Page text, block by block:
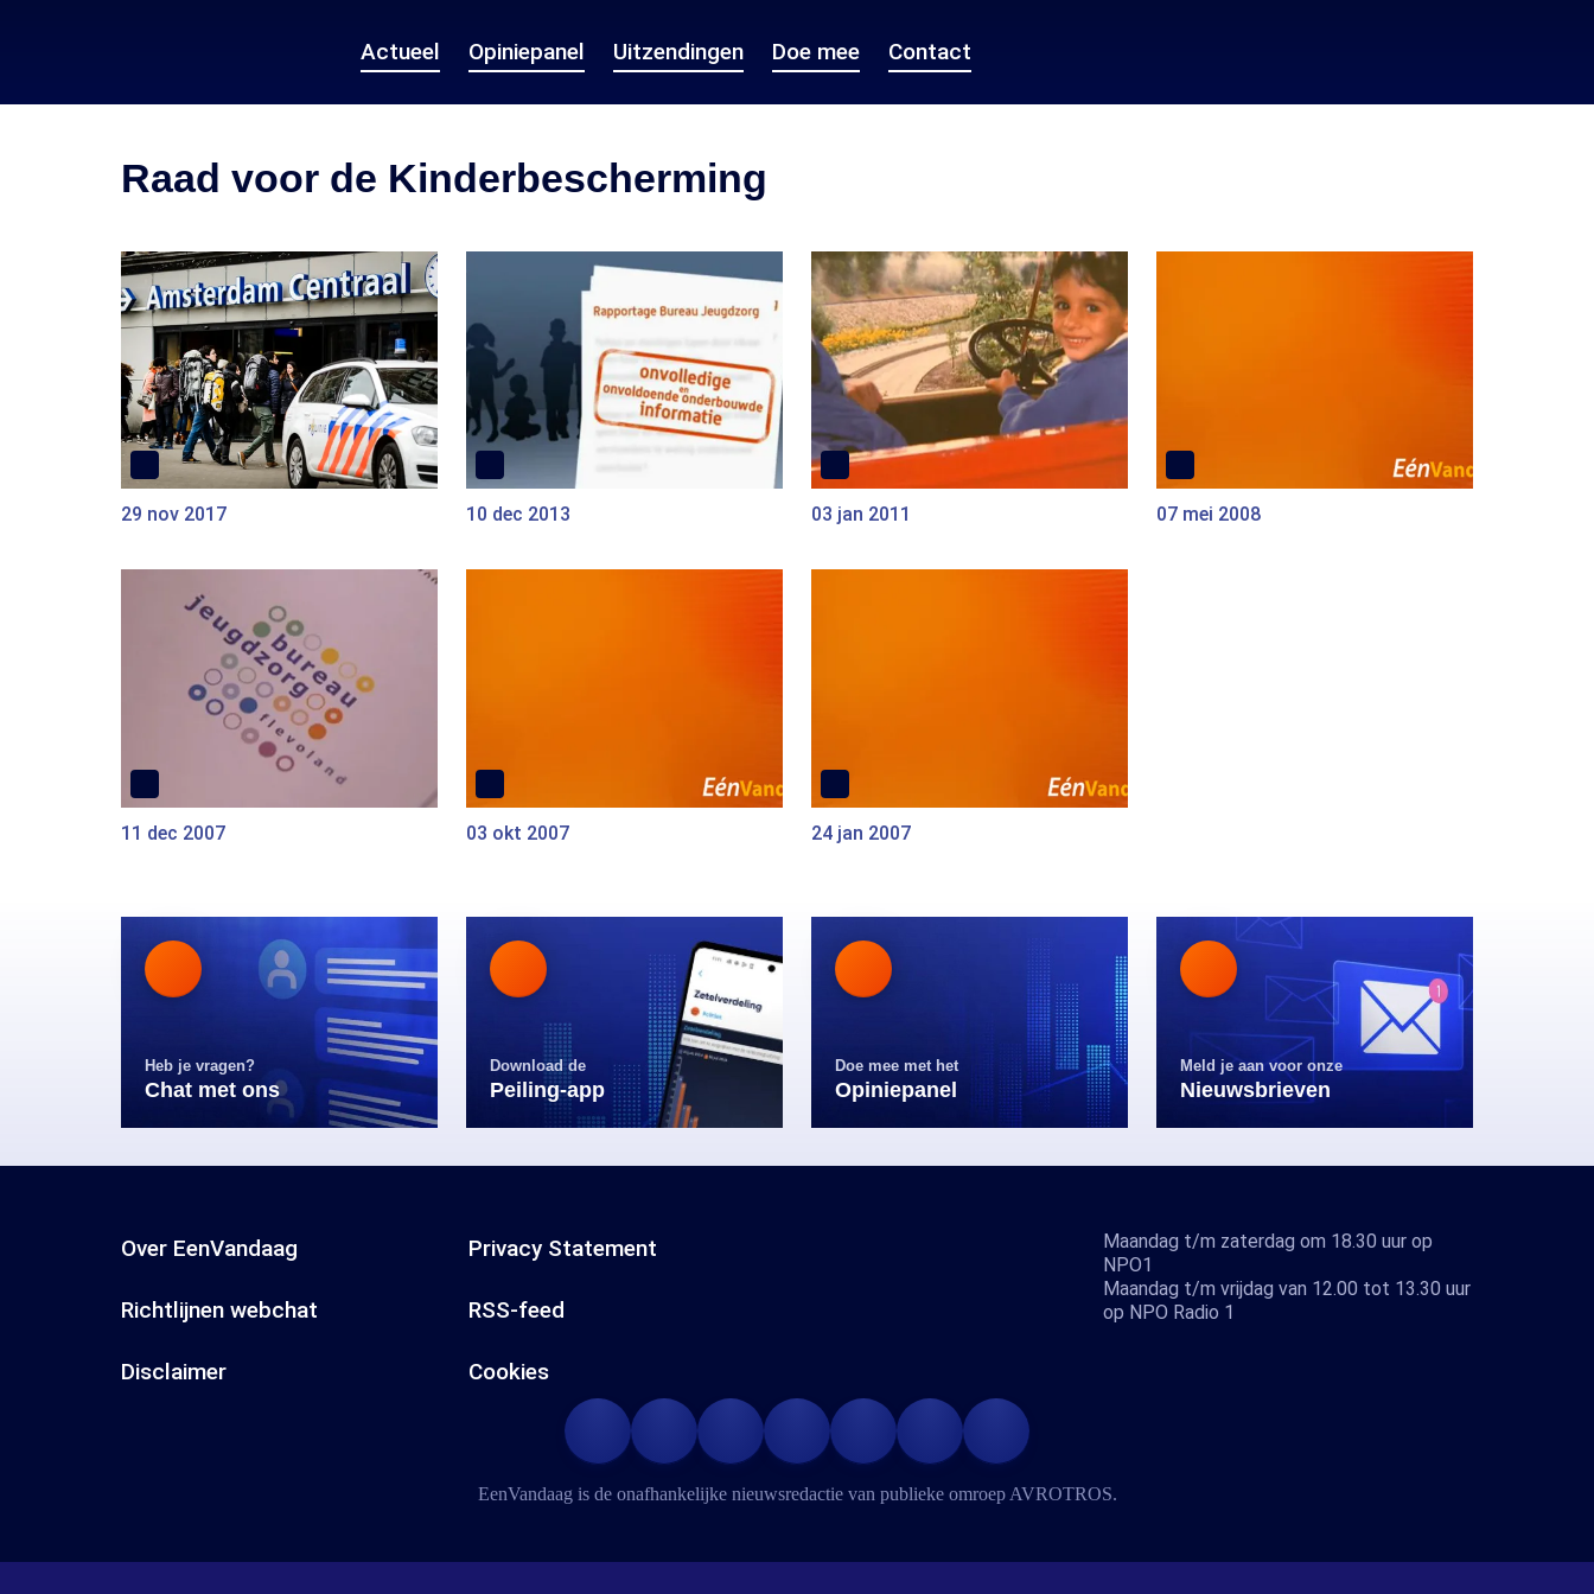
Actueel Opiniepanel Uitzendingen Doe mee Contact
Raad voor de Kinderbescherming
29 nov 2017 10 dec 2013 03 jan 2011 07 mei 2008
11 dec 2007 03 okt 2007 24 jan 2007
Heb je vragen?
Chat met ons
Download de
Peiling-app
Doe mee met het
Opiniepanel
Meld je aan voor onze
Nieuwsbrieven
Over EenVandaag Privacy Statement
Richtlijnen webchat RSS-feed
Disclaimer Cookies
Maandag t/m zaterdag om 18.30 uur op
NPO1
Maandag t/m vrijdag van 12.00 tot 13.30 uur
op NPO Radio 1
EenVandaag is de onafhankelijke nieuwsredactie van publieke omroep AVROTROS.